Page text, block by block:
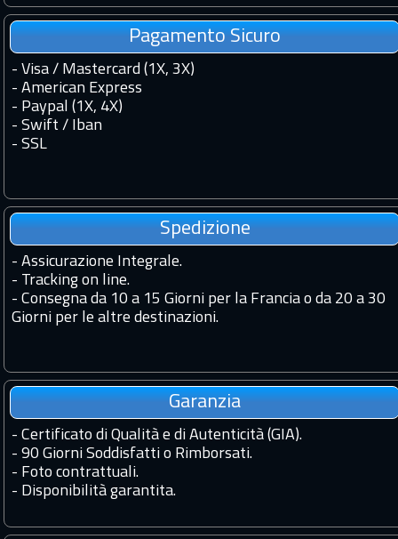
Pagamento Sicuro
- Visa / Mastercard (1X, 3X)
- American Express
- Paypal (1X, 4X)
- Swift / Iban
- SSL
Spedizione
- Assicurazione Integrale.
- Tracking on line.
- Consegna da 10 a 15 Giorni per la Francia o da 20 a 30
Giorni per le altre destinazioni.
Garanzia
- Certificato di Qualità e di Autenticità (GIA).
- 90 Giorni Soddisfatti o Rimborsati.
- Foto contrattuali.
- Disponibilità garantita.